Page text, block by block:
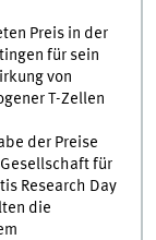
Preis in der
für sein
von
T-Zellen
der Preise
für
Research Day
die